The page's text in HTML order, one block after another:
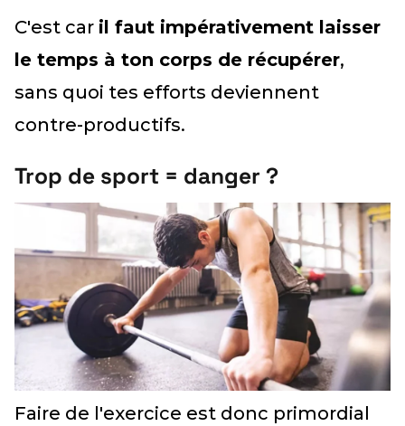
C'est car il faut impérativement laisser
le temps à ton corps de récupérer,
sans quoi tes efforts deviennent
contre-productifs.
Trop de sport = danger ?
Faire de l'exercice est donc primordial